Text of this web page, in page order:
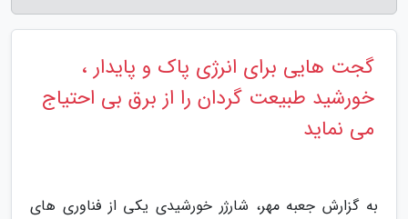
گجت هایی برای انرژی پاک و پایدار ،
خورشید طبیعت گردان را از برق بی احتیاج
می نماید
به گزارش جعبه مهر، شارژر خورشیدی یکی از فناوری های